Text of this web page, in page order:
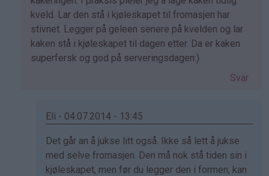
kveld. Lar den stå i kjøleskapet til fromasjen har
stivnet. Legger på geleen senere på kvelden og lar
kaken stå i kjøleskapet til dagen etter. Da er kaken
superfersk og god på serveringsdagen:)
Svar
Eli - 04.07.2014 - 13:45
Som
svar
på
Det går an å jukse litt også. Ikke så lett å jukse
med selve fromasjen. Den må nok stå tiden sin i
kjøleskapet, men før du legger den i formen, kan